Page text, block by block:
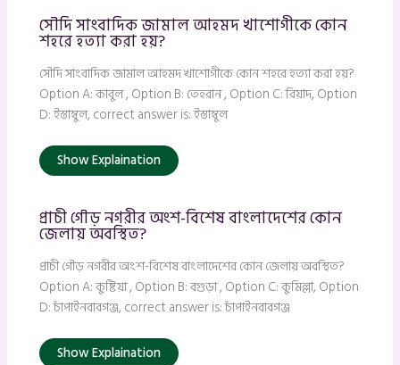
সৌদি সাংবাদিক জামাল আহমদ খাশোগীকে কোন
শহরে হত্যা করা হয়?
সৌদি সাংবাদিক জামাল আহমদ খাশোগীকে কোন শহরে হত্যা করা হয়?
Option A: কাবুল , Option B: তেহরান , Option C: রিয়াদ, Option
D: ইস্তাম্বুল, correct answer is: ইস্তাম্বুল
Show Explaination
প্রাচী গৌড় নগরীর অংশ-বিশেষ বাংলাদেশের কোন
জেলায় অবস্থিত?
প্রাচী গৌড় নগরীর অংশ-বিশেষ বাংলাদেশের কোন জেলায় অবস্থিত?
Option A: কুষ্টিয়া , Option B: বগুড়া , Option C: কুমিল্লা, Option
D: চাঁপাইনবাবগঞ্জ, correct answer is: চাঁপাইনবাবগঞ্জ
Show Explaination